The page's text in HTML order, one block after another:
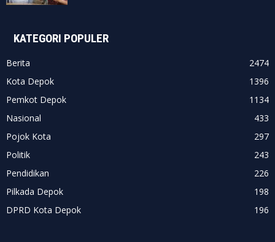
KATEGORI POPULER
Berita
2474
Kota Depok
1396
Pemkot Depok
1134
Nasional
433
Pojok Kota
297
Politik
243
Pendidikan
226
Pilkada Depok
198
DPRD Kota Depok
196